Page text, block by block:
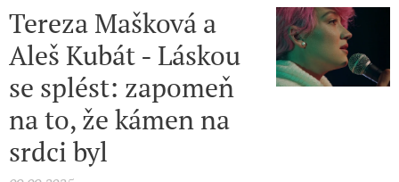
Tereza Mašková a
Aleš Kubát - Láskou
se splést: zapomeň
na to, že kámen na
srdci byl